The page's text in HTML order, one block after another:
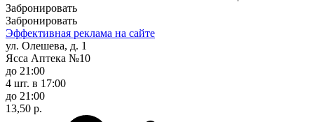
Забронировать
Забронировать
Эффективная реклама на сайте
ул. Олешева, д. 1
Ясса Аптека №10
до 21:00
4 шт. в 17:00
до 21:00
13,50 р.